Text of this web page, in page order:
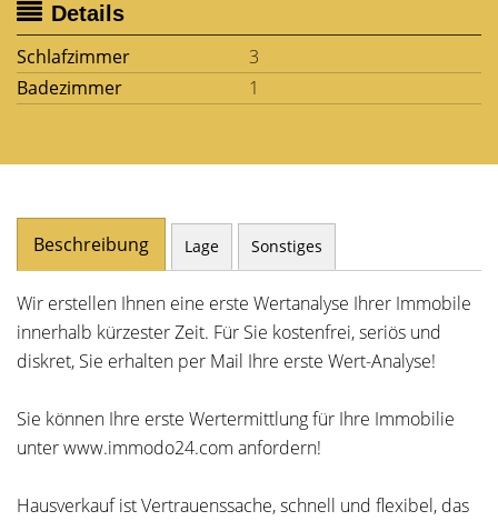
Details
Schlafzimmer
3
Badezimmer
1
Beschreibung Lage Sonstiges
Wir erstellen Ihnen eine erste Wertanalyse Ihrer Immobile
innerhalb kürzester Zeit. Für Sie kostenfrei, seriös und
diskret, Sie erhalten per Mail Ihre erste Wert-Analyse!
Sie können Ihre erste Wertermittlung für Ihre Immobilie
unter www.immodo24.com anfordern!
Hausverkauf ist Vertrauenssache, schnell und flexibel, das